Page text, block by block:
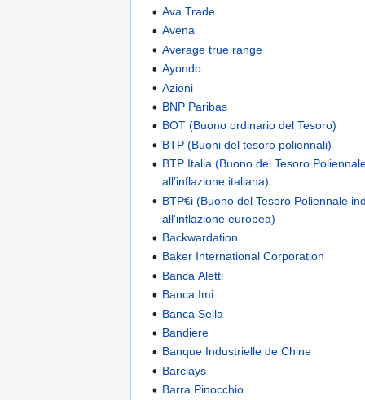
Ava Trade
Avena
Average true range
Ayondo
Azioni
BNP Paribas
BOT (Buono ordinario del Tesoro)
BTP (Buoni del tesoro poliennali)
BTP Italia (Buono del Tesoro
all’inflazione italiana)
BTP€i (Buono del Tesoro Poliennale
all'inflazione europea)
Backwardation
Baker International Corporation
Banca Aletti
Banca Imi
Banca Sella
Bandiere
Banque Industrielle de Chine
Barclays
Barra Pinocchio